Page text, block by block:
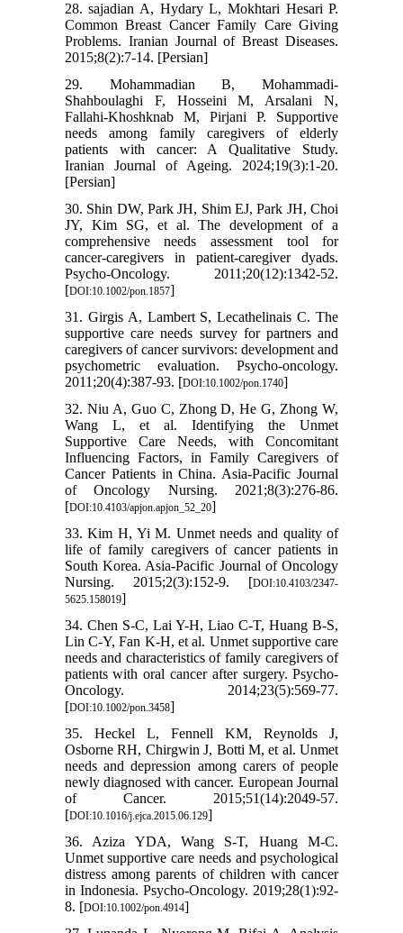
28. sajadian A, Hydary L, Mokhtari Hesari P.
Common Breast Cancer Family Care Giving
Problems. Iranian Journal of Breast Diseases.
2015;8(2):7-14. [Persian]
29. Mohammadian B, Mohammadi-
Shahboulaghi F, Hosseini M, Arsalani N,
Fallahi-Khoshknab M, Pirjani P. Supportive
needs among family caregivers of elderly
patients with cancer: A Qualitative Study.
Iranian Journal of Ageing. 2024;19(3):1-20.
[Persian]
30. Shin DW, Park JH, Shim EJ, Park JH, Choi
JY, Kim SG, et al. The development of a
comprehensive needs assessment tool for
cancer‐caregivers in patient-caregiver dyads.
Psycho‐Oncology. 2011;20(12):1342-52.
[DOI:10.1002/pon.1857]
31. Girgis A, Lambert S, Lecathelinais C. The
supportive care needs survey for partners and
caregivers of cancer survivors: development and
psychometric evaluation. Psycho‐oncology.
2011;20(4):387-93. [DOI:10.1002/pon.1740]
32. Niu A, Guo C, Zhong D, He G, Zhong W,
Wang L, et al. Identifying the Unmet
Supportive Care Needs, with Concomitant
Influencing Factors, in Family Caregivers of
Cancer Patients in China. Asia-Pacific Journal
of Oncology Nursing. 2021;8(3):276-86.
[DOI:10.4103/apjon.apjon_52_20]
33. Kim H, Yi M. Unmet needs and quality of
life of family caregivers of cancer patients in
South Korea. Asia-Pacific Journal of Oncology
Nursing. 2015;2(3):152-9. [DOI:10.4103/2347-
5625.158019]
34. Chen S-C, Lai Y-H, Liao C-T, Huang B-S,
Lin C-Y, Fan K-H, et al. Unmet supportive care
needs and characteristics of family caregivers of
patients with oral cancer after surgery. Psycho-
Oncology. 2014;23(5):569-77.
[DOI:10.1002/pon.3458]
35. Heckel L, Fennell KM, Reynolds J,
Osborne RH, Chirgwin J, Botti M, et al. Unmet
needs and depression among carers of people
newly diagnosed with cancer. European Journal
of Cancer. 2015;51(14):2049-57.
[DOI:10.1016/j.ejca.2015.06.129]
36. Aziza YDA, Wang S-T, Huang M-C.
Unmet supportive care needs and psychological
distress among parents of children with cancer
in Indonesia. Psycho-Oncology. 2019;28(1):92-
8. [DOI:10.1002/pon.4914]